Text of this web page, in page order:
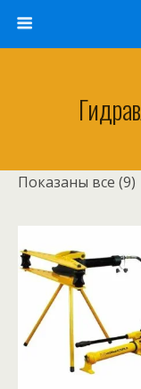
Показаны все (9)